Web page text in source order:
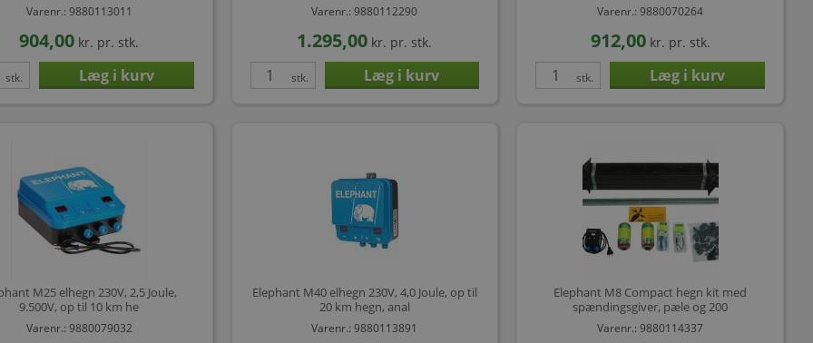
Varenr.: 9880113011
904,00 kr. pr. stk.
stk.
Varenr.: 9880112290
1.295,00 kr. pr. stk.
stk.
Varenr.: 9880070264
912,00 kr. pr. stk.
stk.
M25 elhegn 230V, 2,5 Joule,
9.500V, op til 10 km he
Varenr.: 9880079032
Elephant M40 elhegn 230V, 4,0 Joule, op til
20 km hegn, anal
Varenr.: 9880113891
Elephant M8 Compact hegn kit med
spændingsgiver, pæle og 200
Varenr.: 9880114337